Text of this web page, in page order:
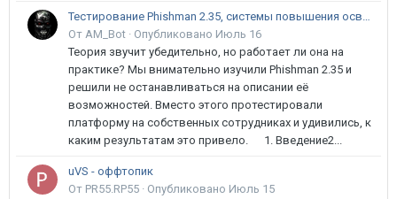
Тестирование Phishman 2.35, системы повышения осведомлённости пользователей в сфере ИБ
От AM_Bot · Опубликовано Июль 16
Теория звучит убедительно, но работает ли она на
практике? Мы внимательно изучили Phishman 2.35 и
решили не останавливаться на описании её
возможностей. Вместо этого протестировали
платформу на собственных сотрудниках и удивились, к
каким результатам это привело. 1. Введение2...
uVS - оффтопик
От PR55.RP55 · Опубликовано Июль 15